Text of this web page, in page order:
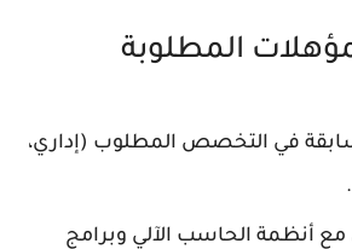
المطلوبة
في التخصص المطلوب (إداري،
مع أنظمة الحاسب الآلي وبرامج